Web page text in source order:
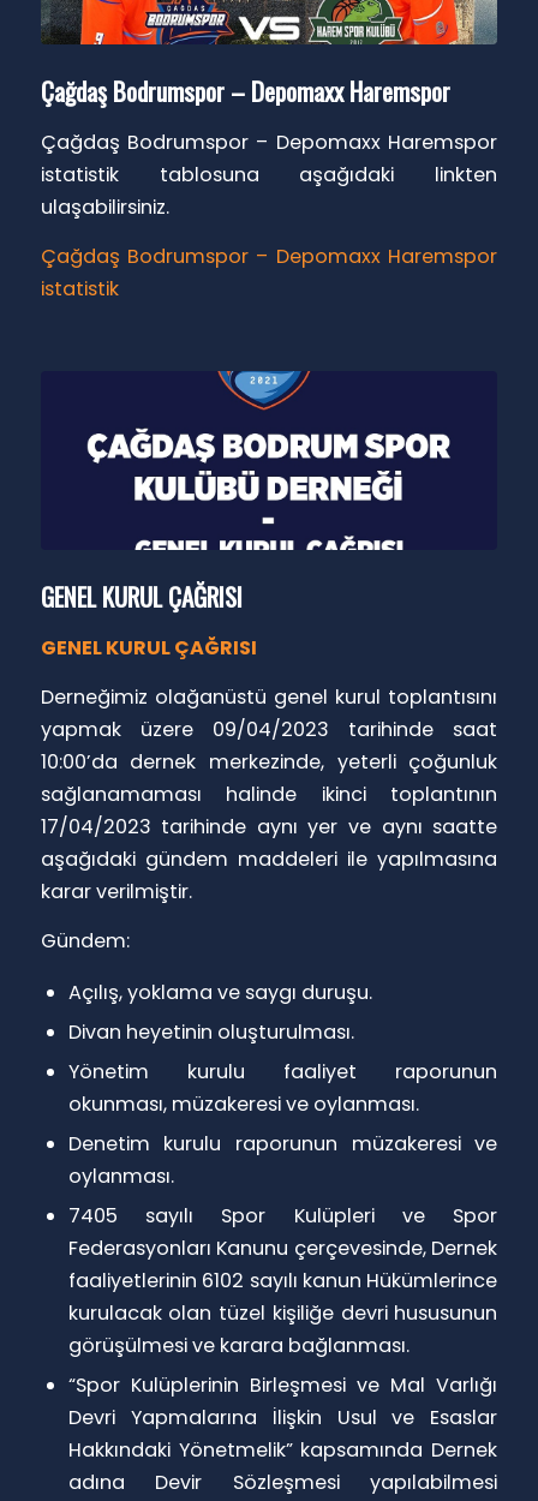
Çağdaş Bodrumspor – Depomaxx Haremspor
Çağdaş Bodrumspor – Depomaxx Haremspor
istatistik tablosuna aşağıdaki linkten
ulaşabilirsiniz.
Çağdaş Bodrumspor – Depomaxx Haremspor
istatistik
GENEL KURUL ÇAĞRISI
GENEL KURUL ÇAĞRISI
Derneğimiz olağanüstü genel kurul toplantısını
yapmak üzere 09/04/2023 tarihinde saat
10:00’da dernek merkezinde, yeterli çoğunluk
sağlanamaması halinde ikinci toplantının
17/04/2023 tarihinde aynı yer ve aynı saatte
aşağıdaki gündem maddeleri ile yapılmasına
karar verilmiştir.
Gündem:
Açılış, yoklama ve saygı duruşu.
Divan heyetinin oluşturulması.
Yönetim kurulu faaliyet raporunun
okunması, müzakeresi ve oylanması.
Denetim kurulu raporunun müzakeresi ve
oylanması.
7405 sayılı Spor Kulüpleri ve Spor
Federasyonları Kanunu çerçevesinde, Dernek
faaliyetlerinin 6102 sayılı kanun Hükümlerince
kurulacak olan tüzel kişiliğe devri hususunun
görüşülmesi ve karara bağlanması.
“Spor Kulüplerinin Birleşmesi ve Mal Varlığı
Devri Yapmalarına İlişkin Usul ve Esaslar
Hakkındaki Yönetmelik” kapsamında Dernek
adına Devir Sözleşmesi yapılabilmesi